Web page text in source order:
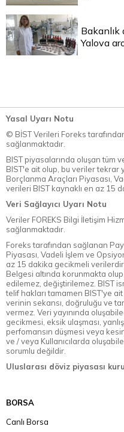
Yalova
Yasal Uyarı Notu
© BİST Verileri Foreks
sağlanmaktadır.
BIST piyasalarında oluşan tüm
BIST'e ait olup, bu veriler tekrar
Borçlanma Araçları Piyasası,
verileri BIST kaynaklı en az 15
Veri Sağlayıcı Uyarı Notu
Veriler FOREKS Bilgi İletişim
sağlanmaktadır.
Foreks tarafından sağlanan
Piyasası, Vadeli İşlem ve
az 15 dakika gecikmeli
Belgesi altında korunmakta
edilemez, değiştirilemez. BIST
telif hakları tamamen BIST'ye
verinin sekansı, doğruluğu ve
vermez. Veri yayınında
gecikmesi, eksik ulaşması,
perfomansın düşmesi veya
ve / veya Kullanıcılarda
sorumlu değildir.
Uluslarası döviz piyasası kuru
BORSA
Canlı Borsa